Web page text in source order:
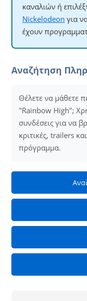
καναλιών ή
Nickelodeon για
έχουν
Αναζήτηση
Θέλετε να μάθετε
"Rainbow High";
συνδέσεις για να
κριτικές, trailers
πρόγραμμα.